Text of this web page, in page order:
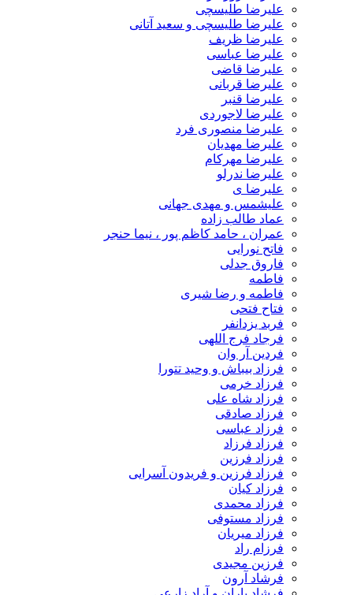
علیرضا طلیسچی
علیرضا طلیسچی و سعید آتانی
علیرضا ظریف
علیرضا عباسی
علیرضا قاضی
علیرضا قربانی
علیرضا قنبر
علیرضا لاجوردی
علیرضا منصوری فرد
علیرضا مهدیان
علیرضا مهرکام
علیرضا ندرلو
علیرضا ی
علیشمس و مهدی جهانی
عماد طالب زاده
عمران ، حامد کاظم پور ، نیما حنجر
فاتح نورایی
فاروق جدلی
فاطمه
فاطمه و رضا شیری
فتاح فتحی
فربد یزدانفر
فرجاد فرج اللهی
فردین آر وان
فرزاد بیباش و وحید تتورا
فرزاد خرمی
فرزاد شاه علی
فرزاد صادقی
فرزاد عباسی
فرزاد فرزاد
فرزاد فرزین
فرزاد فرزین و فریدون آسرایی
فرزاد کیان
فرزاد محمدی
فرزاد مستوفی
فرزاد میریان
فرزام راد
فرزین مجیدی
فرشاد آرون